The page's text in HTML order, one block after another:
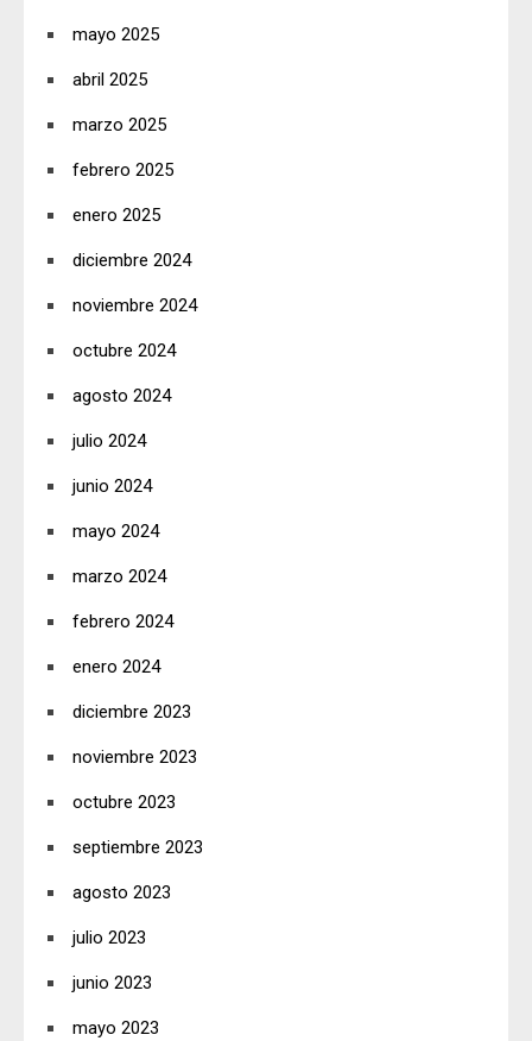
mayo 2025
abril 2025
marzo 2025
febrero 2025
enero 2025
diciembre 2024
noviembre 2024
octubre 2024
agosto 2024
julio 2024
junio 2024
mayo 2024
marzo 2024
febrero 2024
enero 2024
diciembre 2023
noviembre 2023
octubre 2023
septiembre 2023
agosto 2023
julio 2023
junio 2023
mayo 2023